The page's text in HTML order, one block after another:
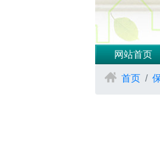
网站首页
首页